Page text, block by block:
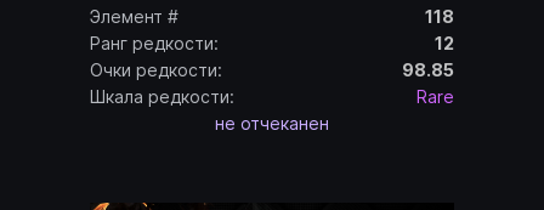
Элемент #
118
Ранг редкости:
12
Очки редкости:
98.85
Шкала редкости:
Rare
не отчеканен